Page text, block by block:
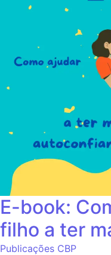
E-book:
filho a ter
Publicações CBP